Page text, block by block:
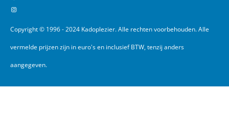
Copyright © 1996 - 2024 Kadoplezier. Alle rechten voorbehouden. Alle
vermelde prijzen zijn in euro's en inclusief BTW, tenzij anders
aangegeven.